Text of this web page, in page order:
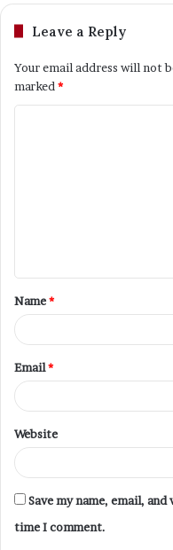
Leave a Reply
Your email address will not
marked *
t
*
Name*
Email*
Website
Save my name, email,
time I comment.